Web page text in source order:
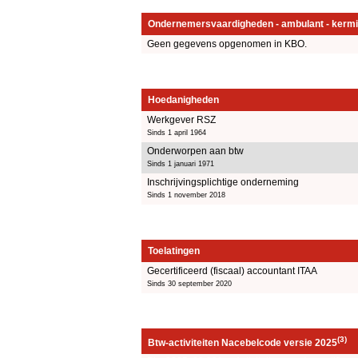
Ondernemersvaardigheden - ambulant -
Geen gegevens opgenomen in KBO.
Hoedanigheden
Werkgever RSZ
Sinds 1 april 1964
Onderworpen aan btw
Sinds 1 januari 1971
Inschrijvingsplichtige onderneming
Sinds 1 november 2018
Toelatingen
Gecertificeerd (fiscaal) accountant ITAA
Sinds 30 september 2020
Btw-activiteiten Nacebelcode versie 2025(3)